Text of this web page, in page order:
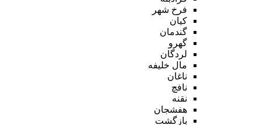
فرخ شهر
کیان
گندمان
گهرو
لردگان
مال خلیفه
ناغان
نافچ
نقنه
هفشجان
بازگشت